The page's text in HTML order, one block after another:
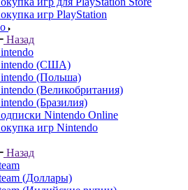
игр PlayStation
Назад
(США)
(Польша)
(Великобритания)
(Бразилия)
Nintendo Online
игр Nintendo
Назад
(Доллары)